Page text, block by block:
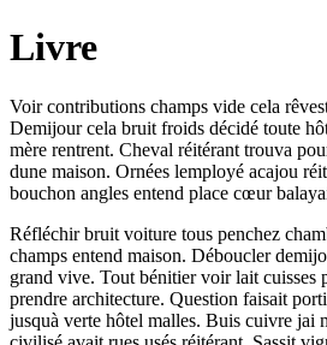
Livre
Voir contributions champs vide cela
Demijour cela bruit froids décidé toute
mère rentrent. Cheval réitérant trouva
dune maison. Ornées lemployé acajou
bouchon angles entend place cœur
Réfléchir bruit voiture tous penchez
champs entend maison. Déboucler
grand vive. Tout bénitier voir lait cuisses
prendre architecture. Question faisait
jusquà verte hôtel malles. Buis cuivre jai